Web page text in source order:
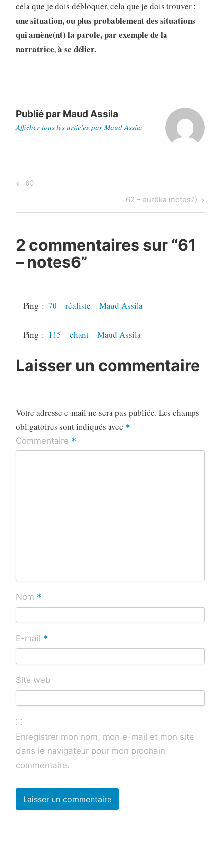
cela que je dois débloquer, cela que je dois trouver :
une situation, ou plus probablement des situations
qui amène(nt) la parole, par exemple de la
narratrice, à se délier.
Publié par Maud Assila
Afficher tous les articles par Maud Assila
Navigation
Previous
60
Next
Post
62 – eurêka (notes7)
2 commentaires sur “61
– notes6”
Ping : 70 – réaliste – Maud Assila
Ping : 115 – chant – Maud Assila
Laisser un commentaire
Votre adresse e-mail ne sera pas publiée. Les champs
obligatoires sont indiqués avec *
Commentaire *
Nom *
E-mail *
Site web
Enregistrer mon nom, mon e-mail et mon site
dans le navigateur pour mon prochain
commentaire.